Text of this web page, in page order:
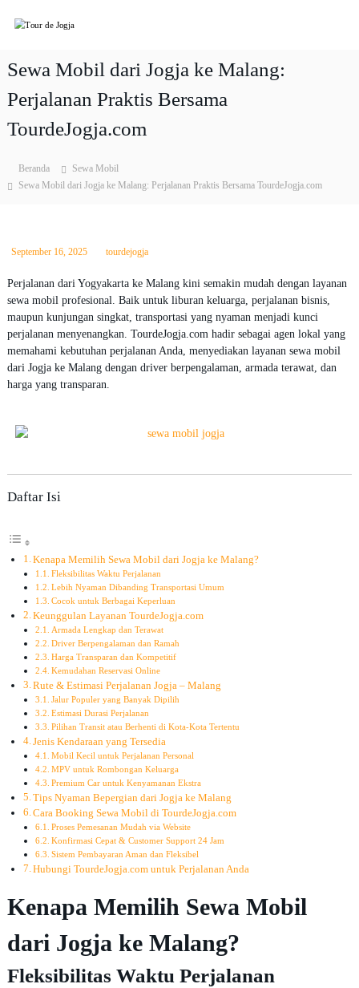
u
d
e
J
o
g
e
u
r
W
i
g
j
0
2
5
Sewa Mobil dari Jogja ke Malang:
Perjalanan Praktis Bersama
TourdeJogja.com
Beranda
Sewa Mobil
Sewa Mobil dari Jogja ke Malang: Perjalanan Praktis Bersama TourdeJogja.com
September 16, 2025 tourdejogja
Perjalanan dari Yogyakarta ke Malang kini semakin mudah dengan layanan
sewa mobil profesional. Baik untuk liburan keluarga, perjalanan bisnis,
maupun kunjungan singkat, transportasi yang nyaman menjadi kunci
perjalanan menyenangkan. TourdeJogja.com hadir sebagai agen lokal yang
memahami kebutuhan perjalanan Anda, menyediakan layanan sewa mobil
dari Jogja ke Malang dengan driver berpengalaman, armada terawat, dan
harga yang transparan.
Daftar Isi
Kenapa Memilih Sewa Mobil dari Jogja ke Malang?
Fleksibilitas Waktu Perjalanan
Lebih Nyaman Dibanding Transportasi Umum
Cocok untuk Berbagai Keperluan
Keunggulan Layanan TourdeJogja.com
Armada Lengkap dan Terawat
Driver Berpengalaman dan Ramah
Harga Transparan dan Kompetitif
Kemudahan Reservasi Online
Rute & Estimasi Perjalanan Jogja – Malang
Jalur Populer yang Banyak Dipilih
Estimasi Durasi Perjalanan
Pilihan Transit atau Berhenti di Kota-Kota Tertentu
Jenis Kendaraan yang Tersedia
Mobil Kecil untuk Perjalanan Personal
MPV untuk Rombongan Keluarga
Premium Car untuk Kenyamanan Ekstra
Tips Nyaman Bepergian dari Jogja ke Malang
Cara Booking Sewa Mobil di TourdeJogja.com
Proses Pemesanan Mudah via Website
Konfirmasi Cepat & Customer Support 24 Jam
Sistem Pembayaran Aman dan Fleksibel
Hubungi TourdeJogja.com untuk Perjalanan Anda
Kenapa Memilih Sewa Mobil
dari Jogja ke Malang?
Fleksibilitas Waktu Perjalanan